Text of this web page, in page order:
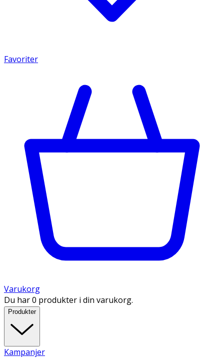
Favoriter
Varukorg
Du har 0 produkter i din varukorg.
Produkter
Kampanjer